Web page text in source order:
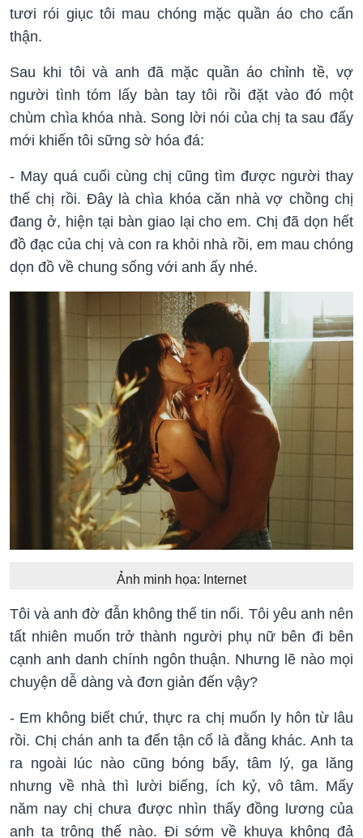
tươi rói giục tôi mau chóng mặc quần áo cho cẩn
thận.
Sau khi tôi và anh đã mặc quần áo chỉnh tề, vợ
người tình tóm lấy bàn tay tôi rồi đặt vào đó một
chùm chìa khóa nhà. Song lời nói của chị ta sau đấy
mới khiến tôi sững sờ hóa đá:
- May quá cuối cùng chị cũng tìm được người thay
thế chị rồi. Đây là chìa khóa căn nhà vợ chồng chị
đang ở, hiện tại bàn giao lại cho em. Chị đã dọn hết
đồ đạc của chị và con ra khỏi nhà rồi, em mau chóng
dọn đồ về chung sống với anh ấy nhé.
Ảnh minh họa: Internet
Tôi và anh đờ đẫn không thể tin nổi. Tôi yêu anh nên
tất nhiên muốn trở thành người phụ nữ bên đi bên
cạnh anh danh chính ngôn thuận. Nhưng lẽ nào mọi
chuyện dễ dàng và đơn giản đến vậy?
- Em không biết chứ, thực ra chị muốn ly hôn từ lâu
rồi. Chị chán anh ta đến tận cổ là đằng khác. Anh ta
ra ngoài lúc nào cũng bóng bẩy, tâm lý, ga lăng
nhưng về nhà thì lười biếng, ích kỷ, vô tâm. Mấy
năm nay chị chưa được nhìn thấy đồng lương của
anh ta trông thế nào. Đi sớm về khuya không đả